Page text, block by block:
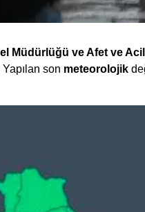
Müdürlüğü ve Afet ve
Yapılan son meteorolojik